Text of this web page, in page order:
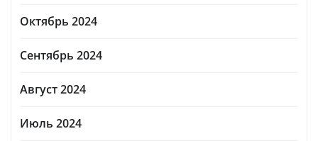
Октябрь 2024
Сентябрь 2024
Август 2024
Июль 2024